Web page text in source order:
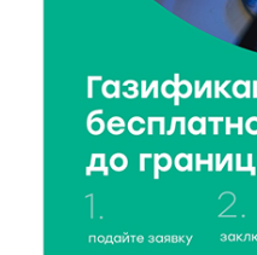
8 Авг 2026 13:37 539
Чем удивит X
8 Авг 2026 12:37 324
Забыл вещи в
пассажиров по новым